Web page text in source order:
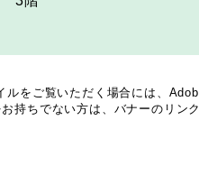
ルをご覧いただく場合には、
持ちでない方は、バナーのリン